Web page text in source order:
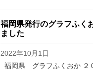
福岡県発行のグラフふく
ました
2022年10月1日
福岡県 グラフふくおか ２